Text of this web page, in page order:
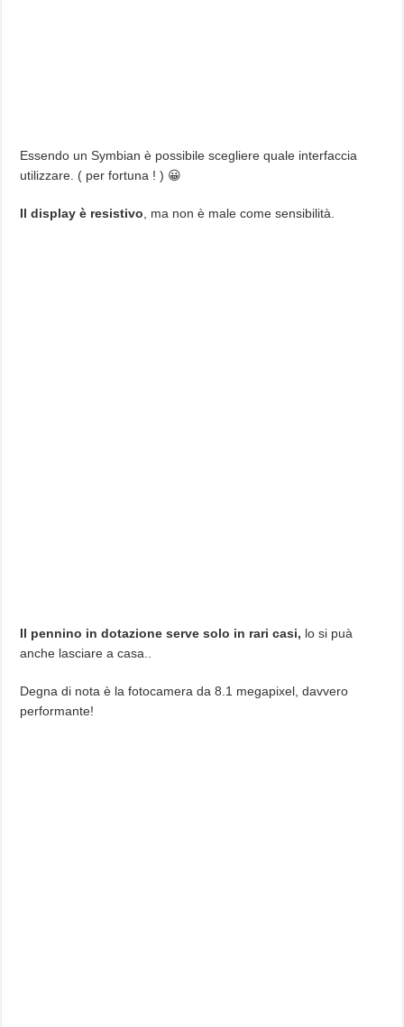
Essendo un Symbian è possibile scegliere quale interfaccia
utilizzare. ( per fortuna ! ) 😀
Il display è resistivo , ma non è male come sensibilità.
Il pennino in dotazione serve solo in rari casi, lo si puà
anche lasciare a casa..
Degna di nota è la fotocamera da 8.1 megapixel, davvero
performante!